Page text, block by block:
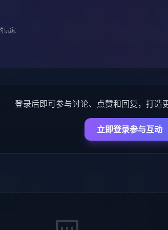
玩家
登录后即可参与讨论、点赞和回复，打造
立即登录参与互动